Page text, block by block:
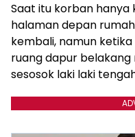
Saat itu korban
halaman depan
kembali, namun
ruang dapur
sesosok laki laki